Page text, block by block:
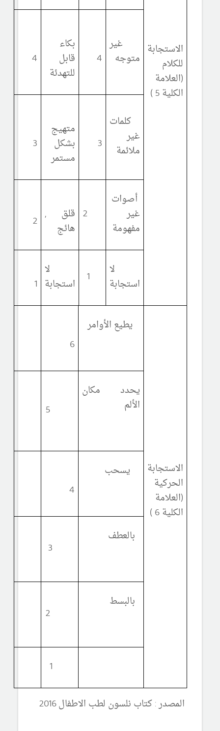
الاستجابة
للكلام
(العلامة
الكلية 5 )
غير
متوجه
4
بكاء
قابل
للتهدئة
4
كلمات
غير
ملائمة
3
متهيج
بشكل
مستمر
3
أصوات
غير
مفهومة
2
قلق ,
هائج
2
لا
استجابة
لا
استجابة 1
الاستجابة
الحركية
(العلامة
الكلية 6 )
يطيع الأوامر
6
يحدد مكان
الألم
5
يسحب
4
بالعطف
بالبسط
2
المصدر : كتاب نلسون لطب الاطفال 2016